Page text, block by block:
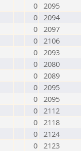
0 2095
0 2094
0 2097
0 2106
0 2093
0 2080
0 2089
0 2095
0 2095
0 2112
0 2118
0 2124
0 2123